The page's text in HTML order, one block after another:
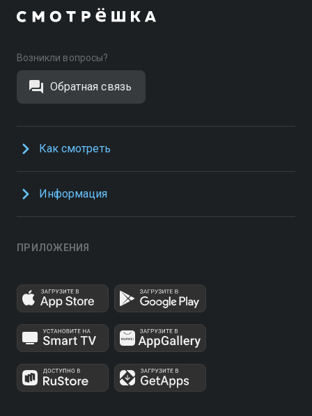
Возникли вопросы?
Обратная связь
Как смотреть
Информация
ПРИЛОЖЕНИЯ